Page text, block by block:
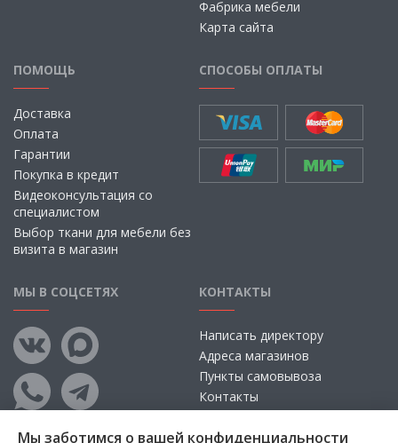
Фабрика мебели
Карта сайта
ПОМОЩЬ
Доставка
Оплата
Гарантии
Покупка в кредит
Видеоконсультация со
специалистом
Выбор ткани для мебели без
визита в магазин
СПОСОБЫ ОПЛАТЫ
МЫ В СОЦСЕТЯХ КОНТАКТЫ
Написать директору
Адреса магазинов
Пункты самовывоза
Контакты
Мы заботимся о вашей конфиденциальности